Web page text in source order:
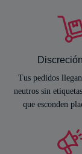
Tus pedidos
neutros sin
que esconden